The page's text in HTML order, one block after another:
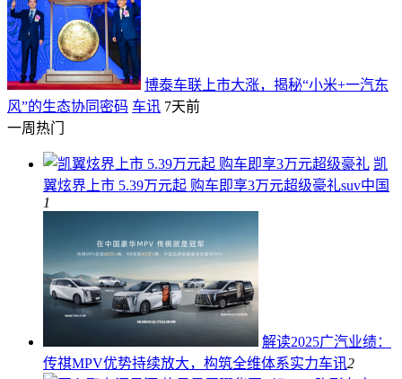
博泰车联上市大涨，揭秘“小米+一汽东
风”的生态协同密码 车讯 7天前
一周热门
凯
翼炫界上市 5.39万元起 购车即享3万元超级豪礼suv中国
1
解读2025广汽业绩：
传祺MPV优势持续放大，构筑全维体系实力车讯2